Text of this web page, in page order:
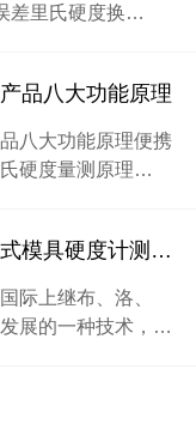
差里氏硬度换…
品八大功能原理
八大功能原理便携
硬度量测原理…
如何正确应用便携式模具硬度计测量技术
际上继布、洛、
展的一种技术，…